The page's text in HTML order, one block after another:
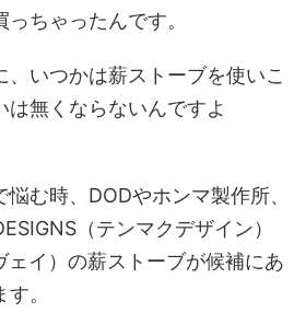
ちゃったんです。
、いつかは薪ストーブを使いこ
は無くならないんですよ
む時、DODやホンマ製作所、
（テンマクデザイン）
ェイ）の薪ストーブが候補にあ
。